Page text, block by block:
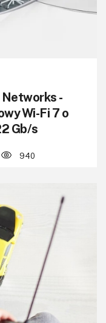
-
Wi-Fi 7 o
Gb/s
940